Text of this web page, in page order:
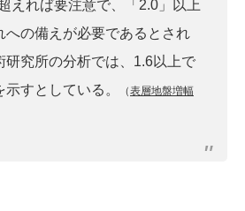
えれば要注意で、「2.0」以上
への備えが必要であるとされ
研究所の分析では、1.6以上で
すとしている。
（表層地盤増幅